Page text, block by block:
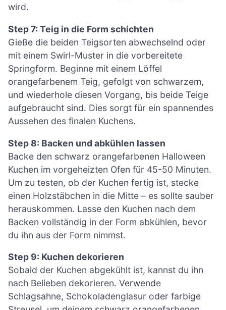
wird.
Step 7: Teig in die Form schichten
Gieße die beiden Teigsorten abwechselnd oder
mit einem Swirl-Muster in die vorbereitete
Springform. Beginne mit einem Löffel
orangefarbenem Teig, gefolgt von schwarzem,
und wiederhole diesen Vorgang, bis beide Teige
aufgebraucht sind. Dies sorgt für ein spannendes
Aussehen des finalen Kuchens.
Step 8: Backen und abkühlen lassen
Backe den schwarz orangefarbenen Halloween
Kuchen im vorgeheizten Ofen für 45-50 Minuten.
Um zu testen, ob der Kuchen fertig ist, stecke
einen Holzstäbchen in die Mitte – es sollte sauber
herauskommen. Lasse den Kuchen nach dem
Backen vollständig in der Form abkühlen, bevor
du ihn aus der Form nimmst.
Step 9: Kuchen dekorieren
Sobald der Kuchen abgekühlt ist, kannst du ihn
nach Belieben dekorieren. Verwende
Schlagsahne, Schokoladenglasur oder farbige